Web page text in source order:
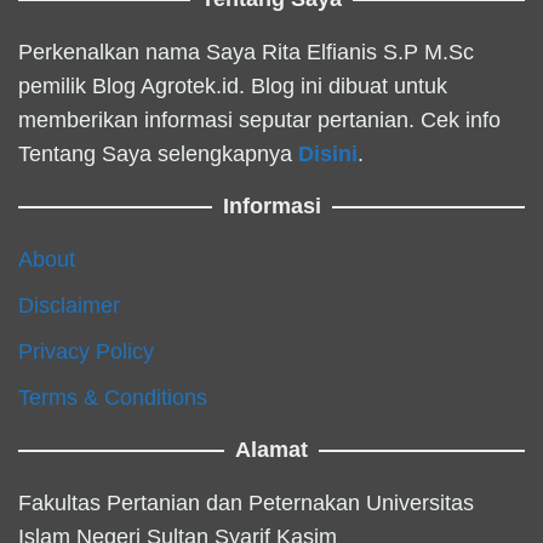
Perkenalkan nama Saya Rita Elfianis S.P M.Sc
pemilik Blog Agrotek.id. Blog ini dibuat untuk
memberikan informasi seputar pertanian. Cek info
Tentang Saya selengkapnya Disini.
Informasi
About
Disclaimer
Privacy Policy
Terms & Conditions
Alamat
Fakultas Pertanian dan Peternakan Universitas
Islam Negeri Sultan Syarif Kasim